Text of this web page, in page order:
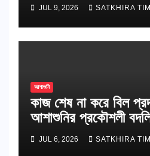
JUL 9, 2026 SATKHIRA
আশাশুনি
কাজ শেষ না করে বিল
আশাশুনির প্রকৌশলী
JUL 6, 2026 SATKHIRA